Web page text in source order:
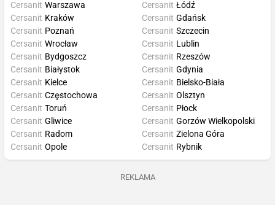
Cersanit Warszawa
Cersanit Kraków
Cersanit Poznań
Cersanit Wrocław
Cersanit Łódź
Cersanit Gdańsk
Cersanit Szczecin
Cersanit Lublin
Cersanit Bydgoszcz
Cersanit Białystok
Cersanit Kielce
Cersanit Częstochowa
Cersanit Rzeszów
Cersanit Gdynia
Cersanit Bielsko-Biała
Cersanit Olsztyn
Cersanit Toruń
Cersanit Gliwice
Cersanit Radom
Cersanit Opole
Cersanit Płock
Cersanit Gorzów Wielkopolski
Cersanit Zielona Góra
Cersanit Rybnik
REKLAMA